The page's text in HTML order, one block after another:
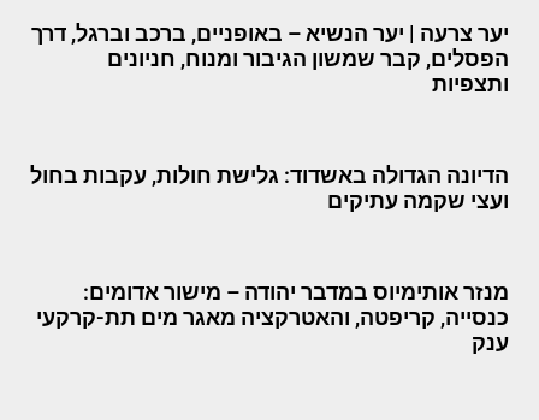
יער צרעה | יער הנשיא – באופניים, ברכב וברגל, דרך
הפסלים, קבר שמשון הגיבור ומנוח, חניונים
ותצפיות
הדיונה הגדולה באשדוד: גלישת חולות, עקבות בחול
ועצי שקמה עתיקים
מנזר אותימיוס במדבר יהודה – מישור אדומים:
כנסייה, קריפטה, והאטרקציה מאגר מים תת-קרקעי
ענק